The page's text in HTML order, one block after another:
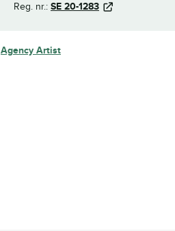
Reg. nr.: SE 20-1283
Agency Artist